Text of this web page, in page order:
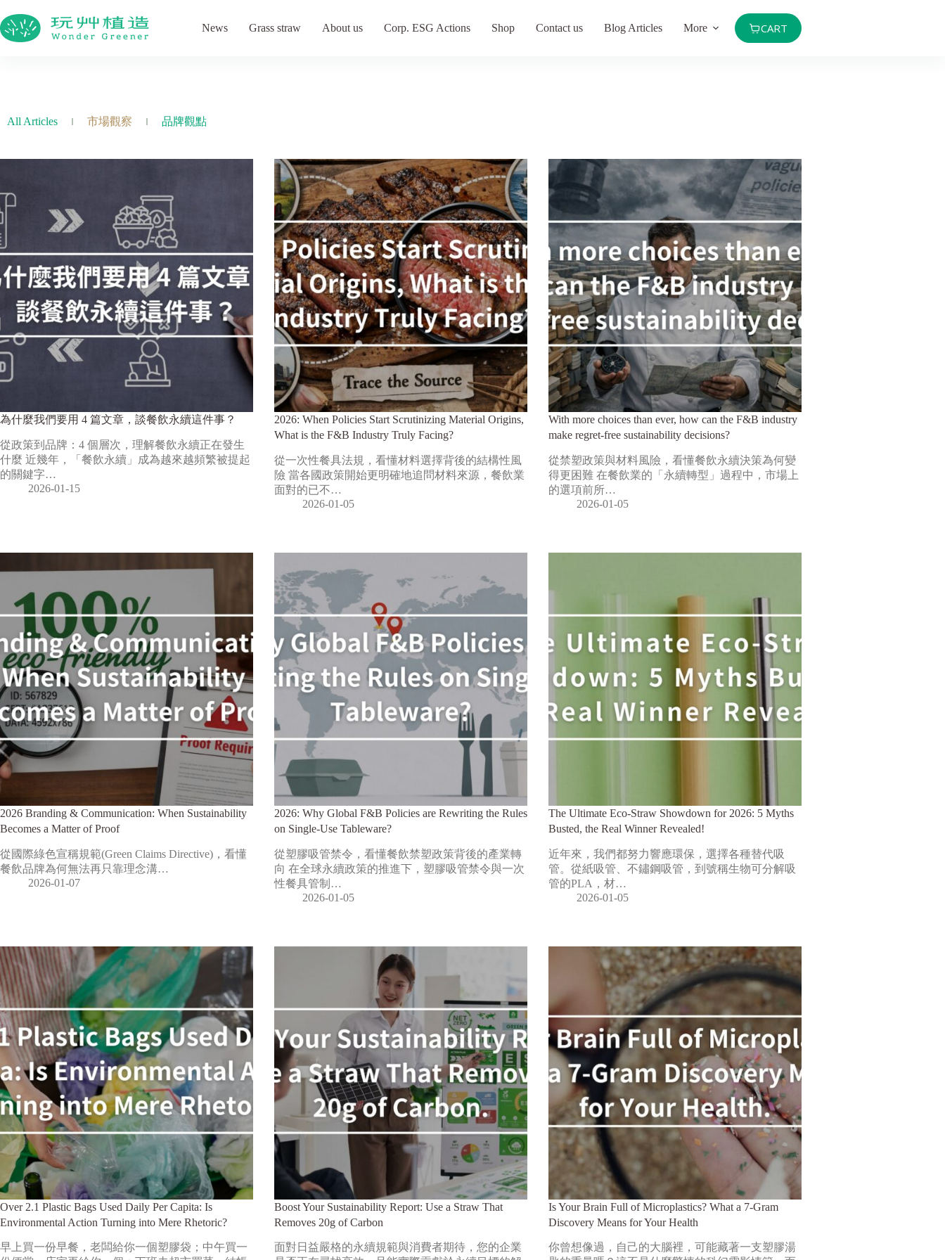
News Grass straw About us Corp. ESG Actions Shop Contact us Blog Articles More CART
All Articles 市場觀察 品牌觀點
為什麼我們要用 4 篇文章，談餐飲永續這件事？
從政策到品牌：4 個層次，理解餐飲永續正在發生
什麼 近幾年，「餐飲永續」成為越來越頻繁被提起
的關鍵字…
2026-01-15
2026: When Policies Start Scrutinizing Material Origins,
What is the F&B Industry Truly Facing?
從一次性餐具法規，看懂材料選擇背後的結構性風
險 當各國政策開始更明確地追問材料來源，餐飲業
面對的已不…
2026-01-05
With more choices than ever, how can the F&B industry
make regret-free sustainability decisions?
從禁塑政策與材料風險，看懂餐飲永續決策為何變
得更困難 在餐飲業的「永續轉型」過程中，市場上
的選項前所…
2026-01-05
2026 Branding & Communication: When Sustainability
Becomes a Matter of Proof
從國際綠色宣稱規範(Green Claims Directive)，看懂
餐飲品牌為何無法再只靠理念溝…
2026-01-07
2026: Why Global F&B Policies are Rewriting the Rules
on Single-Use Tableware?
從塑膠吸管禁令，看懂餐飲禁塑政策背後的產業轉
向 在全球永續政策的推進下，塑膠吸管禁令與一次
性餐具管制…
2026-01-05
The Ultimate Eco-Straw Showdown for 2026: 5 Myths
Busted, the Real Winner Revealed!
近年來，我們都努力響應環保，選擇各種替代吸
管。從紙吸管、不鏽鋼吸管，到號稱生物可分解吸
管的PLA，材…
2026-01-05
Over 2.1 Plastic Bags Used Daily Per Capita: Is
Environmental Action Turning into Mere Rhetoric?
早上買一份早餐，老闆給你一個塑膠袋；中午買一
Boost Your Sustainability Report: Use a Straw That
Removes 20g of Carbon
面對日益嚴格的永續規範與消費者期待，您的企業
Is Your Brain Full of Microplastics? What a 7-Gram
Discovery Means for Your Health
你曾想像過，自己的大腦裡，可能藏著一支塑膠湯